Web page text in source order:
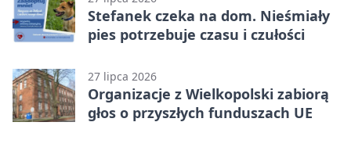
Stefanek czeka na dom. Nieśmiały
pies potrzebuje czasu i czułości
27 lipca 2026
Organizacje z Wielkopolski zabiorą
głos o przyszłych funduszach UE